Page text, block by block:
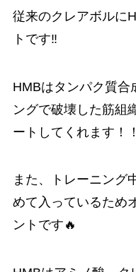
従来のクレアボルに
トです‼️
HMBはタンパク質合
ングで破壊した筋組
ートしてくれます！！
また、トレーニング
めて入っているため
ントです🔥